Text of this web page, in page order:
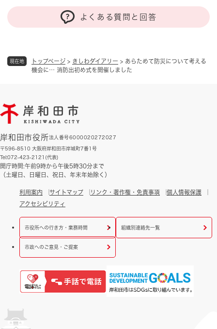
現在地 トップページ > きしわダイアリー > あらためて防災について考える
機会に… 消防出初め式を開催しました
よくある質問と回答
岸和田市役所法人番号6000020272027
〒596-8510 大阪府岸和田市岸城町7番1号
Tel:072-423-2121(代表)
開庁時間:午前9時から午後5時30分まで
（土曜日、日曜日、祝日、年末年始除く）
利用案内 サイトマップ リンク・著作権・免責事項
個人情報保護
アクセシビリティ
市役所への行き方・業務時間 組織別連絡先一覧
市政へのご意見・ご提案